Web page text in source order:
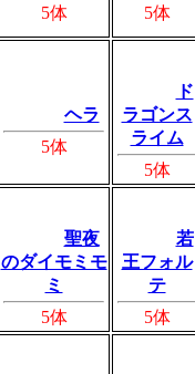
5体 5体
ヘラ
5体
ド
ラゴンス
ライム
5体
聖夜
のダイモミモ
ミ
5体
若
王フォル
テ
5体